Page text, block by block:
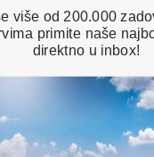
u budimpeštanskoj
centra i Svetskog
15 minuta do centra
zeleni vrt za opuštanje
vođen hotel sa
konferencijska sala i
više od 200.000
primite naše
direktno u inbox!